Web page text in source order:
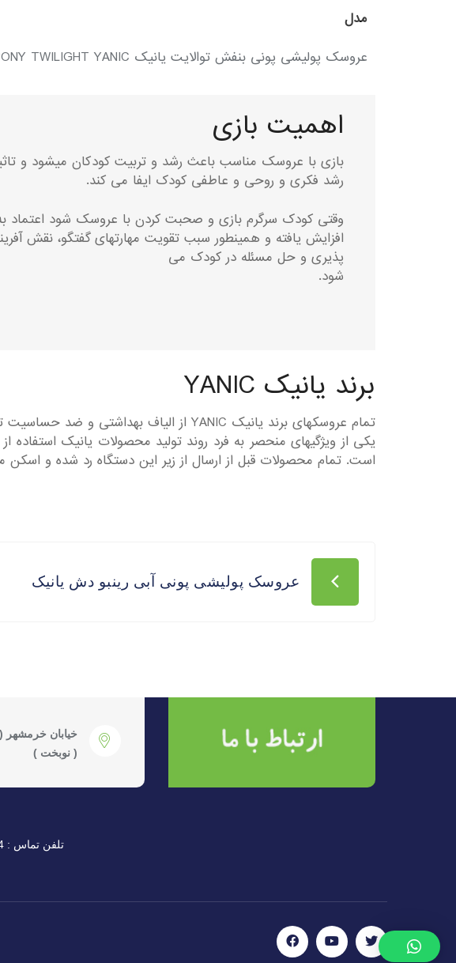
مدل
عروسک پولیشی پونی بنفش توالایت یانیک PONY TWILIGHT YANIC
اهمیت بازی
بازی با عروسک مناسب باعث رشد و تربیت کودکان میشود و
رشد فکری و روحی و عاطفی کودک ایفا می کند.
وقتی کودک سرگرم بازی و صحبت کردن با عروسک شود اعتماد
افزایش یافته و همینطور سبب تقویت مهارتهای گفتگو، نقش
پذیری و حل مسئله در کودک می
شود.
برند یانیک YANIC
تمام عروسکهای برند یانیک YANIC از الیاف بهداشتی و ضد حساسیت توسط دستگاه های اتوماتیک پر میشود.
یکی از ویژگیهای منحصر به فرد روند تولید محصولات یانیک
است. تمام محصولات قبل از ارسال از زیر این دستگاه رد شده و اسکن
عروسک پولیشی پونی آبی رینبو دش یانیک
خیابان خرمشهر (
( نوبخت )
تلفن تماس : 09120439044 - 88759087 - 88759481 - 88548785